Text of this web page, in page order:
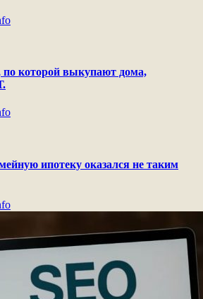
по которой выкупают дома,
ипотеку оказался не таким